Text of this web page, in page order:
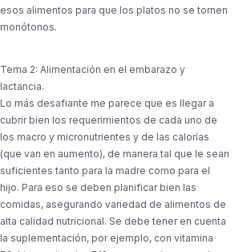
esos alimentos para que los platos no se tornen
monótonos.
Tema 2: Alimentación en el embarazo y
lactancia.
Lo más desafiante me parece que es llegar a
cubrir bien los requerimientos de cada uno de
los macro y micronutrientes y de las calorías
(que van en aumento), de manera tal que le sean
suficientes tanto para la madre como para el
hijo. Para eso se deben planificar bien las
comidas, asegurando variedad de alimentos de
alta calidad nutricional. Se debe tener en cuenta
la suplementación, por ejemplo, con vitamina